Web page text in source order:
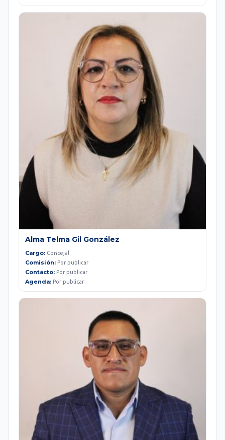
Alma Telma Gil González
Cargo: Concejal
Comisión: Por publicar
Contacto: Por publicar
Agenda: Por publicar